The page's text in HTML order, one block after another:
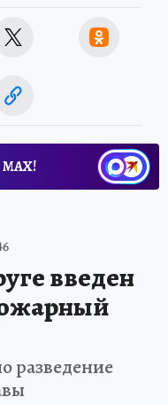
МАХ!
введен
разведение